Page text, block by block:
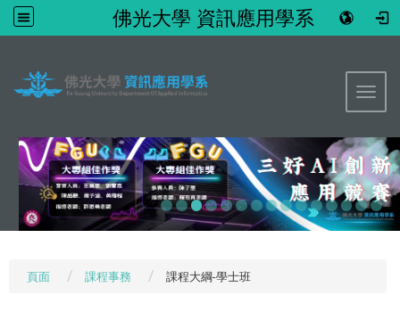
佛光大學 資訊應用學系
頁面 課程事務 課程大綱-學士班